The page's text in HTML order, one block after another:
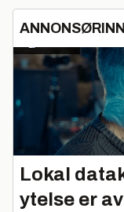
Lokal
ytelse er